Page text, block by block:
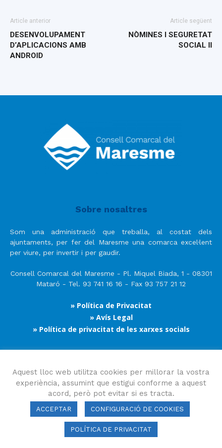
Article anterior
DESENVOLUPAMENT
D’APLICACIONS AMB
ANDROID
Article següent
NÒMINES I SEGURETAT
SOCIAL II
Sobre nosaltres
Som una administració que treballa, al costat dels
ajuntaments, per fer del Maresme una comarca excel·lent
per viure, per invertir i per gaudir.
Consell Comarcal del Maresme - Pl. Miquel Biada, 1 - 08301
Mataró - Tel. 93 741 16 16 - Fax 93 757 21 12
» Política de Privacitat
» Avís Legal
» Política de privacitat de les xarxes socials
Segueix-nos
Consell Comarcal del Maresme 2023 Copyright © Tots els drets
Aquest lloc web utilitza cookies per millorar la vostra
experiència, assumint que estigui conforme a aquest
acord, però pot evitar si es tracta.
ACCEPTAR CONFIGURACIÓ DE COOKIES
POLÍTICA DE PRIVACITAT